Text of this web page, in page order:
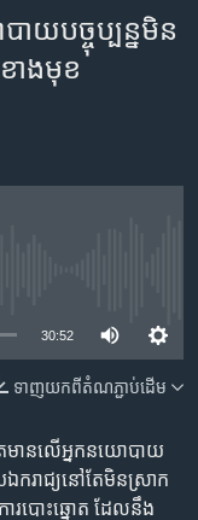
យ​បច្ចុប្បន្ន​មិន​
ាងមុខ
30:52
ទាញ​យក​ពី​តំណភ្ជាប់​ដើម
ើត​មាន​លើ​អ្នក​នយោបាយ​​
ឯករាជ្យ​នៅតែ​មិន​ស្រាក
ារ​បោះឆ្នោត​ ដែល​នឹង​